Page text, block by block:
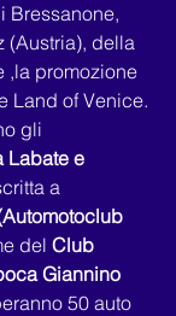
Bressanone,
(Austria), della
,la promozione
Land of Venice.
gli
Labate e
a
del Club
Giannino
50 auto